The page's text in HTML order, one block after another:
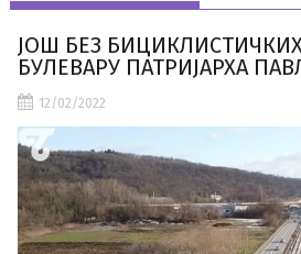
ЈОШ БЕЗ БИЦИКЛИСТИЧКИХ
БУЛЕВАРУ ПАТРИЈАРХА
12/02/2022